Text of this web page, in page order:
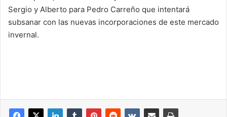
Sergio y Alberto para Pedro Carreño que intentará
subsanar con las nuevas incorporaciones de este mercado
invernal.